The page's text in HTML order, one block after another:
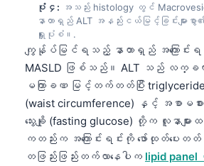
ပုံ ၄: အသည်း histology တွင်
နာတာရှည် ALT အနည်းငယ်မြင့်ခြင်းမျ
ရှူးပုံစံ။.
ကျွန်ုပ်မြင်ရသည့် နာတာရှည် အကြောင်းရင်
MASLD ဖြစ်သည်။ ALT သည် လက္ခဏာ
မကြာခဏ မြင့်တက်တတ်ပြီး
(waist circumference) နှင့် အစာမစ
သွေးချို (fasting glucose) တို့က လူနာများ
ကတည်းက အကြောင်းရင်းကို ဖော်ထုတ်ပေ
တဖြည်းဖြည်းတက်လာနေပါက lipid